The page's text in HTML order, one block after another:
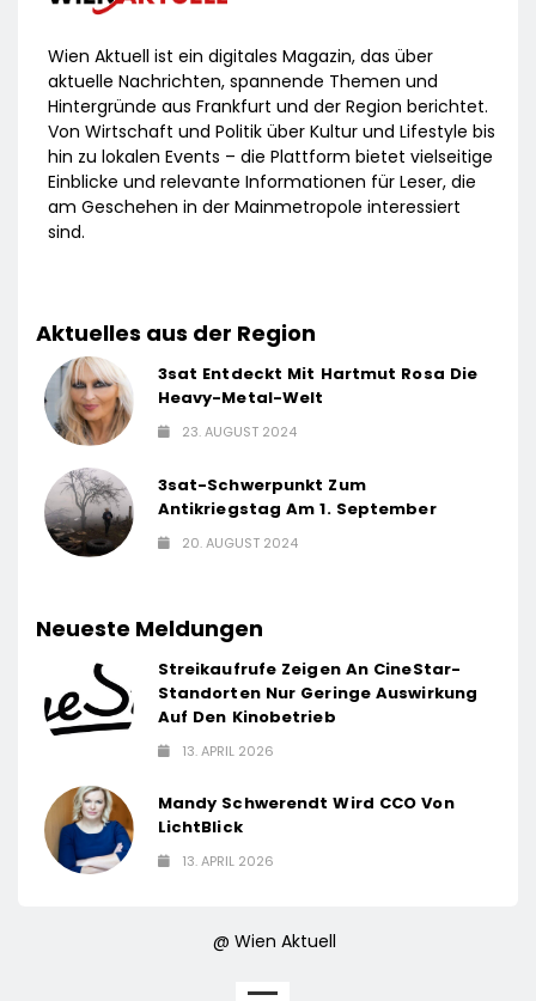
Wien Aktuell ist ein digitales Magazin, das über
aktuelle Nachrichten, spannende Themen und
Hintergründe aus Frankfurt und der Region berichtet.
Von Wirtschaft und Politik über Kultur und Lifestyle bis
hin zu lokalen Events – die Plattform bietet vielseitige
Einblicke und relevante Informationen für Leser, die
am Geschehen in der Mainmetropole interessiert
sind.
Aktuelles aus der Region
3sat Entdeckt Mit Hartmut Rosa Die
Heavy-Metal-Welt
23. AUGUST 2024
3sat-Schwerpunkt Zum
Antikriegstag Am 1. September
20. AUGUST 2024
Neueste Meldungen
Streikaufrufe Zeigen An CineStar-
Standorten Nur Geringe Auswirkung
Auf Den Kinobetrieb
13. APRIL 2026
Mandy Schwerendt Wird CCO Von
LichtBlick
13. APRIL 2026
@ Wien Aktuell